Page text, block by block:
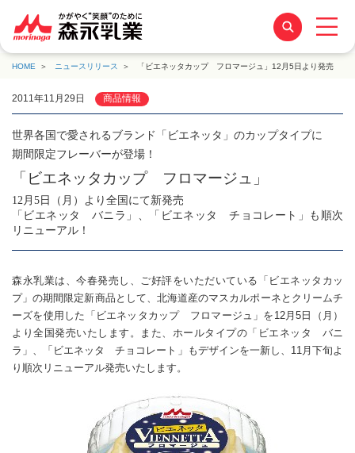
HOME ニュースリリース 「ビエネッタカップ フロマージュ」12月5日より発売
2011年11月29日 商品情報
世界各国で愛されるブランド「ビエネッタ」のカップタイプに
期間限定フレーバーが登場！
「ビエネッタカップ フロマージュ」
12月5日（月）より全国にて新発売
「ビエネッタ バニラ」、「ビエネッタ チョコレート」も順次
リニューアル！
森永乳業は、今春発売し、ご好評をいただいている「ビエネッタカッ
プ」の期間限定新商品として、北海道産のマスカルポーネとクリームチ
ーズを使用した「ビエネッタカップ フロマージュ」を12月5日（月）
より全国発売いたします。また、ホールタイプの「ビエネッタ バニ
ラ」、「ビエネッタ チョコレート」もデザインを一新し、11月下旬よ
り順次リニューアル発売いたします。